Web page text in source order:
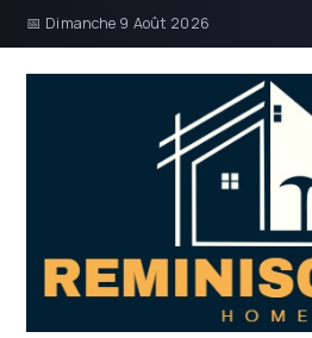
📅 Dimanche 9 Août 2026